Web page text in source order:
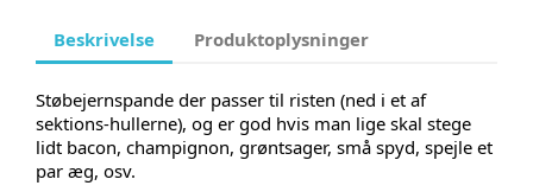
Beskrivelse Produktoplysninger
Støbejernspande der passer til risten (ned i et af
sektions-hullerne), og er god hvis man lige skal stege
lidt bacon, champignon, grøntsager, små spyd, spejle et
par æg, osv.